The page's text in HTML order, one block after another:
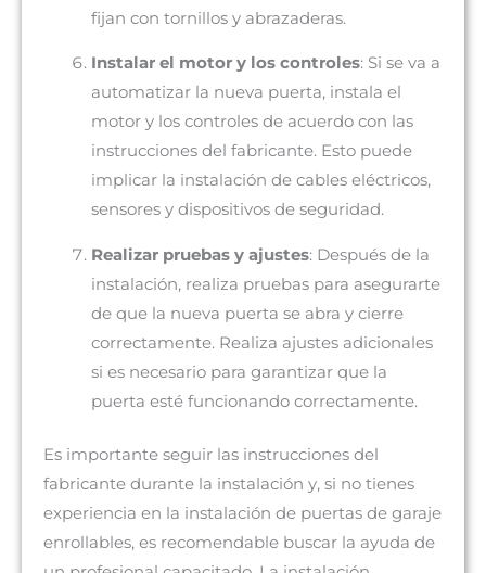
fijan con tornillos y abrazaderas.
Instalar el motor y los controles: Si se va a
automatizar la nueva puerta, instala el
motor y los controles de acuerdo con las
instrucciones del fabricante. Esto puede
implicar la instalación de cables eléctricos,
sensores y dispositivos de seguridad.
Realizar pruebas y ajustes: Después de la
instalación, realiza pruebas para asegurarte
de que la nueva puerta se abra y cierre
correctamente. Realiza ajustes adicionales
si es necesario para garantizar que la
puerta esté funcionando correctamente.
Es importante seguir las instrucciones del
fabricante durante la instalación y, si no tienes
experiencia en la instalación de puertas de garaje
enrollables, es recomendable buscar la ayuda de